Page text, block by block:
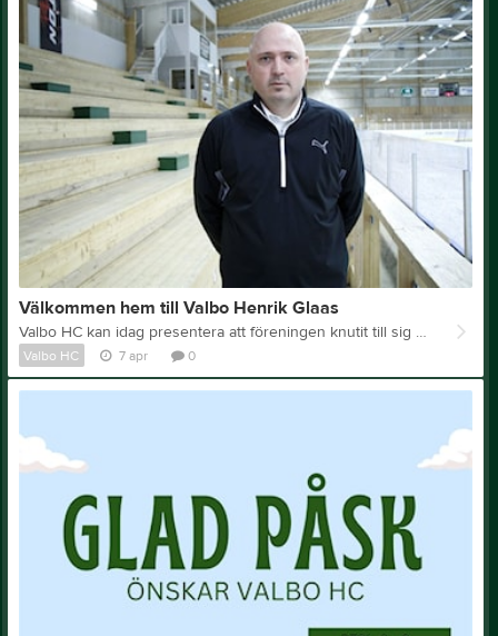
Välkommen hem till Valbo Henrik Glaas
Valbo HC kan idag presentera att föreningen knutit till sig Henrik Glaas i rollen som sportchef, han kommer även att vara huvudtränare för A-laget under kommande säsong, vi är mycket glada att Henrik väljer att fortsätta sin karriär hos oss. Vi börjar med att hälsa Henrik varmt välkommen tillbaka till Valbo HC. Berätta lite kort om vad du har gjort de senaste åren. "Jag har under flera år varit ledare i Brynäs IF och har där haft olika roller på dam- och juniorsidan och trivst väldigt bra där inne. Nu känner jag att det är dags att prioritera den förening jag växt upp i, samt den familj som under många år stöttat mig på min resa. Den resan fortsätter, som sagt, här i min moderklubb med ett stort engagemang men med min familj på mycket närmare håll. Allra närmast kommer jag att njuta av lite ledighet men efter det hoppas jag att vi framöver kommer att synas i hallen. //Henrik
Valbo HC 7 apr 0